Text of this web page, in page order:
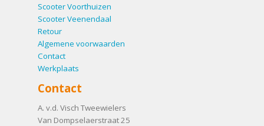
Scooter Voorthuizen
Scooter Veenendaal
Retour
Algemene voorwaarden
Contact
Werkplaats
Contact
A. v.d. Visch Tweewielers
Van Dompselaerstraat 25